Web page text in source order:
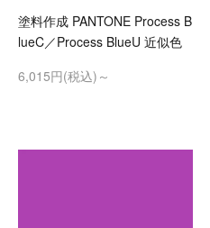
塗料作成 PANTONE Process B
lueC／Process BlueU 近似色
6,015円(税込)～